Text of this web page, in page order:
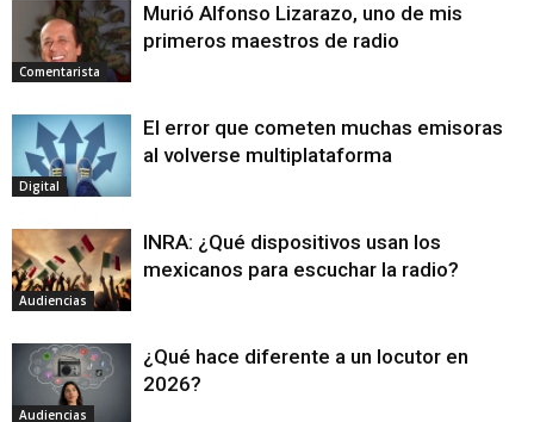
Comentarista
Murió Alfonso Lizarazo, uno de mis
primeros maestros de radio
Digital
El error que cometen muchas emisoras
al volverse multiplataforma
Audiencias
INRA: ¿Qué dispositivos usan los
mexicanos para escuchar la radio?
Audiencias
¿Qué hace diferente a un locutor en
2026?